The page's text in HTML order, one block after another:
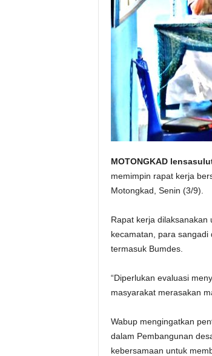
MOTONGKAD
memimpin rapat kerja
Motongkad, Senin (3/9).
Rapat kerja
kecamatan, para
termasuk Bumdes.
“Diperlukan evaluasi
masyarakat merasakan
Wabup mengingatkan
dalam Pembangunan
kebersamaan untuk